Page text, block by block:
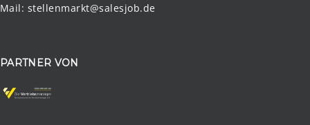
Mail: stellenmarkt@salesjob.de
PARTNER VON